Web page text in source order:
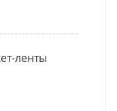
ленты